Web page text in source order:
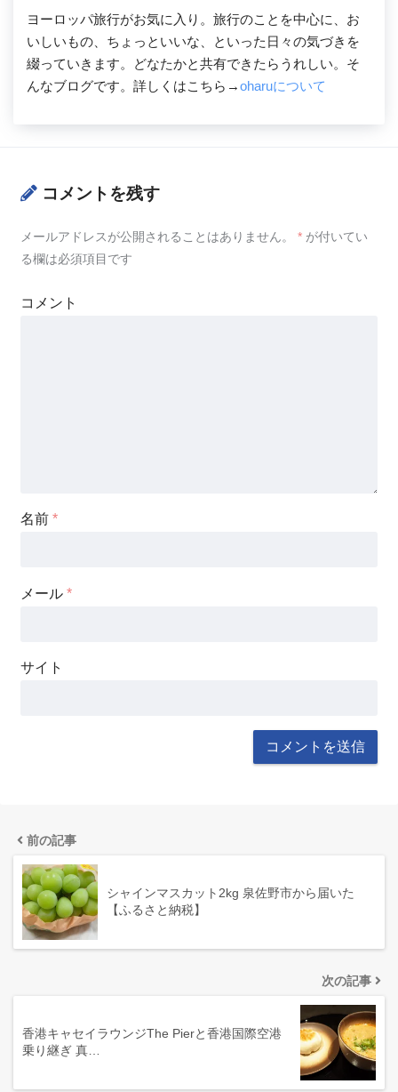
ヨーロッパ旅行がお気に入り。旅行のことを中心に、お
いしいもの、ちょっといいな、といった日々の気づきを
綴っていきます。どなたかと共有できたらうれしい。そ
んなブログです。詳しくはこちら→oharuについて
コメントを残す
メールアドレスが公開されることはありません。 * が付いてい
る欄は必須項目です
コメント
名前*
メール*
サイト
前の記事
シャインマスカット2kg 泉佐野市から届いた
【ふるさと納税】
次の記事
香港キャセイラウンジThe Pierと香港国際空港
乗り継ぎ 真…